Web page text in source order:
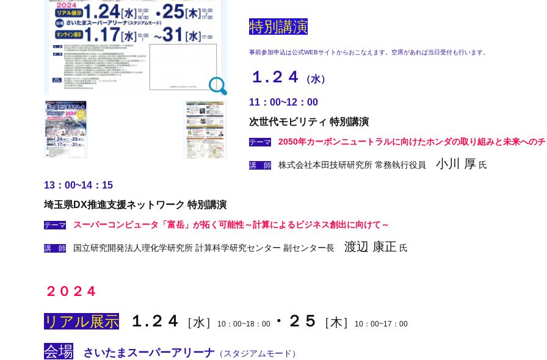
特別講演
事前参加申込は公式WEBサイトからおこなえます。空席があれば当日受付も行います。
１.２４ （水）
11：00~12：00
次世代モビリティ 特別講演
テーマ 2050年カーボンニュートラルに向けたホンダの取り組みと未来への
講 師 株式会社本田技研研究所 常務執行役員 小川 厚 氏
13：00~14：15
埼玉県DX推進支援ネットワーク 特別講演
テーマ スーパーコンピュータ「富岳」が拓く可能性～計算によるビジネス創出に向けて～
講 師 国立研究開発法人理化学研究所 計算科学研究センター 副センター長 渡辺 康正 氏
２０２４
リアル展示 １.２４ ［水］ 10：00~18：00 ・２５ ［木］ 10：00~17：00
会場 さいたまスーパーアリーナ （スタジアムモード）